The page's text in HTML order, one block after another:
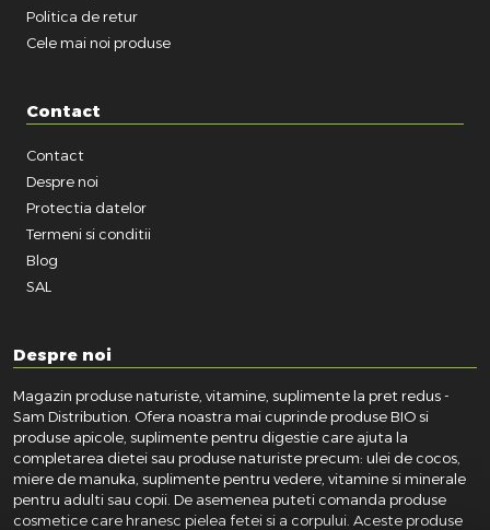
Politica de retur
Cele mai noi produse
Contact
Contact
Despre noi
Protectia datelor
Termeni si conditii
Blog
SAL
Despre noi
Magazin produse naturiste, vitamine, suplimente la pret redus -
Sam Distribution. Ofera noastra mai cuprinde produse BIO si
produse apicole, suplimente pentru digestie care ajuta la
completarea dietei sau produse naturiste precum: ulei de cocos,
miere de manuka, suplimente pentru vedere, vitamine si minerale
pentru adulti sau copii. De asemenea puteti comanda produse
cosmetice care hranesc pielea fetei si a corpului. Aceste produse